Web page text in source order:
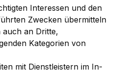
Interessen und den
Zwecken übermitteln
an Dritte,
Kategorien von
mit Dienstleistern im In-